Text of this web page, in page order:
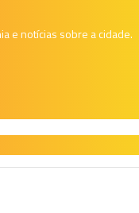
e notícias sobre a cidade.